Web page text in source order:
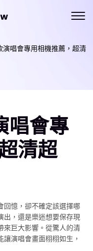
演唱會專用相機推薦，超清
唱會專
清超
回憶，卻不確定該選擇哪
出，還是樂迷想要保存現
來巨大影響。從驚人的清
演唱會畫面栩栩如生，